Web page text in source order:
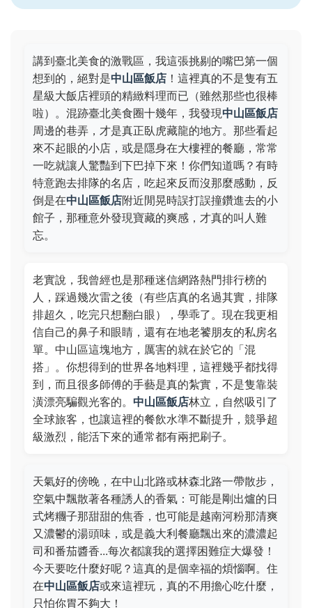
講到臺北美食的激戰區，我這張挑剔的嘴巴第一個
想到的，絕對是中山區飯店 ！這裡真的不是隻有五
星級大飯店裡頭的精緻料理而已（雖然那些也很棒
啦）。混跡臺北美食圈十幾年，我發現中山區飯店
周邊的巷弄，才是真正臥虎藏龍的地方。那些看起
來不起眼的小店，或是隱身在大樓裡的餐廳，常常
一吃就讓人驚豔到下巴掉下來！你們知道嗎？有時
特意跑去排隊的名店，吃起來反而沒那麼感動，反
倒是在中山區飯店附近閒晃時誤打誤撞鑽進去的小
館子，那種意外發現寶藏的爽感，才真的叫人難
忘。
老實說，我曾經也是那種迷信網路熱門排行榜的
人，踩過幾次雷之後（有些店真的名過其實，排隊
排超久，吃完只想翻白眼），學乖了。現在我更相
信自己的鼻子和眼睛，還有在地老饕朋友的私房名
單。中山區這塊地方，厲害的就在於它的「混
搭」。你想得到的世界各地料理，這裡幾乎都找得
到，而且很多師傅的手藝是真的紮實，不是隻靠裝
潢漂亮騙觀光客的。 中山區飯店林立，自然吸引了
全球旅客，也讓這裡的餐飲水準不斷提升，競爭超
級激烈，能活下來的通常都有兩把刷子。
天氣好的傍晚，在中山北路或林森北路一帶散步，
空氣中飄散著各種誘人的香氣：可能是剛出爐的日
式烤糰子那甜甜的焦香，也可能是越南河粉那清爽
又濃鬱的湯頭味，或是義大利餐廳飄出來的濃濃起
司和番茄醬香...每次都讓我的選擇困難症大爆發！
今天要吃什麼好呢？這真的是個幸福的煩惱啊。住
在中山區飯店或來這裡玩，真的不用擔心吃什麼，
只怕你胃不夠大！